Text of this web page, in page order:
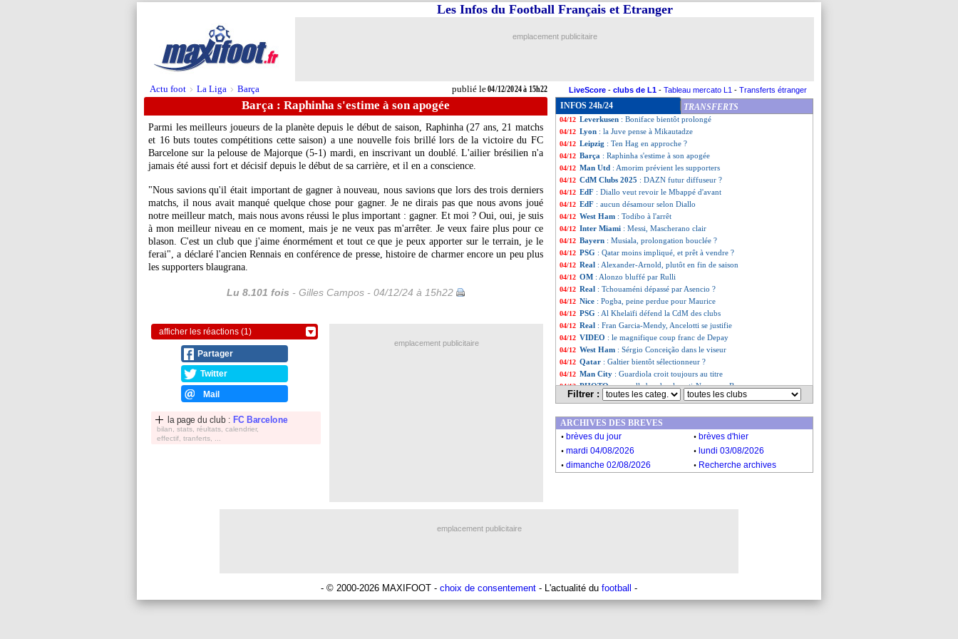
Actu foot > La Liga > Barça publié le04/12/2024 à 15h22
Les Infos du Football Français et Etranger
emplacement publicitaire
LiveScore - clubs de L1 - Tableau mercato L1 - Transferts étranger
Barça : Raphinha s'estime à son apogée
Parmi les meilleurs joueurs de la planète depuis le début de saison, Raphinha(27 ans, 21 matchs
et 16 buts toutes compétitions cette saison) a une nouvelle fois brillé lors de la victoire du FC
Barcelone sur la pelouse de Majorque (5-1) mardi, en inscrivant un doublé. L'ailier brésilien n'a
jamais été aussi fort et décisif depuis le début de sa carrière, et il en a conscience.
"Nous savions qu'il était important de gagner à nouveau, nous savions que lors des trois derniers
matchs, il nous avait manqué quelque chose pour gagner. Je ne dirais pas que nous avons joué
notre meilleur match, mais nous avons réussi le plus important : gagner. Et moi ? Oui, oui, je suis
à mon meilleur niveau en ce moment, mais je ne veux pas m'arrêter. Je veux faire plus pour ce
blason. C'est un club que j'aime énormément et tout ce que je peux apporter sur le terrain, je le
ferai", a déclaré l'ancien Rennais en conférence de presse, histoire de charmer encore un peu plus
les supporters blaugrana.
Lu 8.101 fois - Gilles Campos - 04/12/24 à 15h22
afficher les réactions (1)
Partager
Twitter
Mail
la page du club : FC Barcelone
bilan, stats, réultats, calendrier,
effectif, tranferts, ...
INFOS 24h/24 TRANSFERTS
04/12 PSG: Luis Enrique a parlé au vestiaire
04/12 Red Star
04/12 Atletico : Oblak toujours motivé
04/12 Dortmund : Malen ne sera pas retenu
04/12 Leverkusen : Boniface bientôt prolongé
04/12 Lyon : la Juve pense à Mikautadze
04/12 Leipzig : Ten Hag en approche ?
04/12 Barça : Raphinha s'estime à son apogée
04/12 Man Utd : Amorim prévient les supporters
04/12 CdM Clubs 2025 : DAZN futur diffuseur ?
04/12 EdF : Diallo veut revoir le Mbappé d'avant
04/12 EdF : aucun désamour selon Diallo
04/12 West Ham : Todibo à l'arrêt
04/12 Inter Miami : Messi, Mascherano clair
04/12 Bayern : Musiala, prolongation bouclée ?
04/12 PSG : Qatar moins impliqué, et prêt à vendre ?
04/12 Real : Alexander-Arnold, plutôt en fin de saison
04/12 OM : Alonzo bluffé par Rulli
04/12 Real : Tchouaméni dépassé par Asencio ?
04/12 Nice : Pogba, peine perdue pour Maurice
04/12 PSG : Al Khelaïfi défend la CdM des clubs
04/12 Real : Fran Garcia-Mendy, Ancelotti se justifie
04/12 VIDEO : le magnifique coup franc de Depay
04/12 West Ham : Sérgio Conceição dans le viseur
04/12 Qatar : Galtier bientôt sélectionneur ?
04/12 Man City : Guardiola croit toujours au titre
04/12 PHOTO: nouvelle banderole anti-Nasser au Bayern
04/12 Bayern : première expulsion pour Neuer
... Liste des brèves du mar. 3 décembre 2024
... Liste des brèves du lun. 2 décembre 2024
Filtrer :
emplacement publicitaire
ARCHIVES DES BREVES
. brèves du jour . brèves d'hier
. mardi 04/08/2026 . lundi 03/08/2026
. dimanche 02/08/2026 . Recherche archives
emplacement publicitaire
- © 2000-2026 MAXIFOOT - choix de consentement - L'actualité du football -